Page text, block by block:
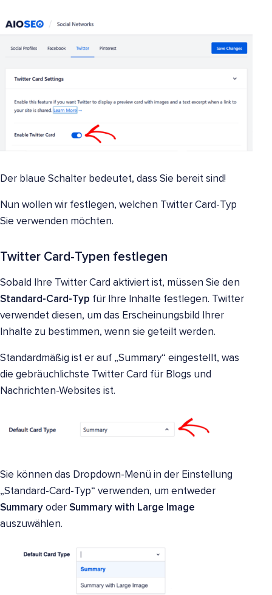
Der blaue Schalter bedeutet, dass Sie bereit sind!
Nun wollen wir festlegen, welchen Twitter Card-Typ
Sie verwenden möchten.
Twitter Card-Typen festlegen
Sobald Ihre Twitter Card aktiviert ist, müssen Sie den
Standard-Card-Typ für Ihre Inhalte festlegen. Twitter
verwendet diesen, um das Erscheinungsbild Ihrer
Inhalte zu bestimmen, wenn sie geteilt werden.
Standardmäßig ist er auf „Summary“ eingestellt, was
die gebräuchlichste Twitter Card für Blogs und
Nachrichten-Websites ist.
Sie können das Dropdown-Menü in der Einstellung
„Standard-Card-Typ“ verwenden, um entweder
Summary oder Summary with Large Image
auszuwählen.